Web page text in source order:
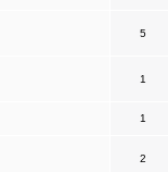
5
1
1
2